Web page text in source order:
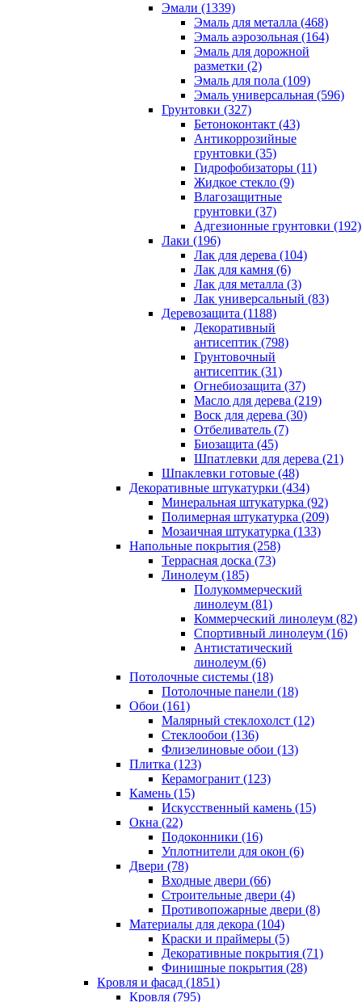
Эмали (1339)
Эмаль для металла (468)
Эмаль аэрозольная (164)
Эмаль для дорожной
разметки (2)
Эмаль для пола (109)
Эмаль универсальная (596)
Грунтовки (327)
Бетоноконтакт (43)
Антикоррозийные
грунтовки (35)
Гидрофобизаторы (11)
Жидкое стекло (9)
Влагозащитные
грунтовки (37)
Адгезионные грунтовки (192)
Лаки (196)
Лак для дерева (104)
Лак для камня (6)
Лак для металла (3)
Лак универсальный (83)
Деревозащита (1188)
Декоративный
антисептик (798)
Грунтовочный
антисептик (31)
Огнебиозащита (37)
Масло для дерева (219)
Воск для дерева (30)
Отбеливатель (7)
Биозащита (45)
Шпатлевки для дерева (21)
Шпаклевки готовые (48)
Декоративные штукатурки (434)
Минеральная штукатурка (92)
Полимерная штукатурка (209)
Мозаичная штукатурка (133)
Напольные покрытия (258)
Террасная доска (73)
Линолеум (185)
Полукоммерческий
линолеум (81)
Коммерческий линолеум (82)
Спортивный линолеум (16)
Антистатический
линолеум (6)
Потолочные системы (18)
Потолочные панели (18)
Обои (161)
Малярный стеклохолст (12)
Стеклообои (136)
Флизелиновые обои (13)
Плитка (123)
Керамогранит (123)
Камень (15)
Искусственный камень (15)
Окна (22)
Подоконники (16)
Уплотнители для окон (6)
Двери (78)
Входные двери (66)
Строительные двери (4)
Противопожарные двери (8)
Материалы для декора (104)
Краски и праймеры (5)
Декоративные покрытия (71)
Финишные покрытия (28)
Кровля и фасад (1851)
Кровля (795)